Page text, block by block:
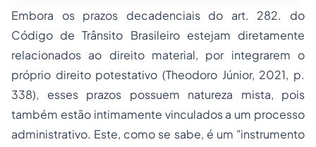
Embora os prazos decadenciais do art. 282. do
Código de Trânsito Brasileiro estejam diretamente
relacionados ao direito material, por integrarem o
próprio direito potestativo (Theodoro Júnior, 2021, p.
338), esses prazos possuem natureza mista, pois
também estão intimamente vinculados a um processo
administrativo. Este, como se sabe, é um "instrumento